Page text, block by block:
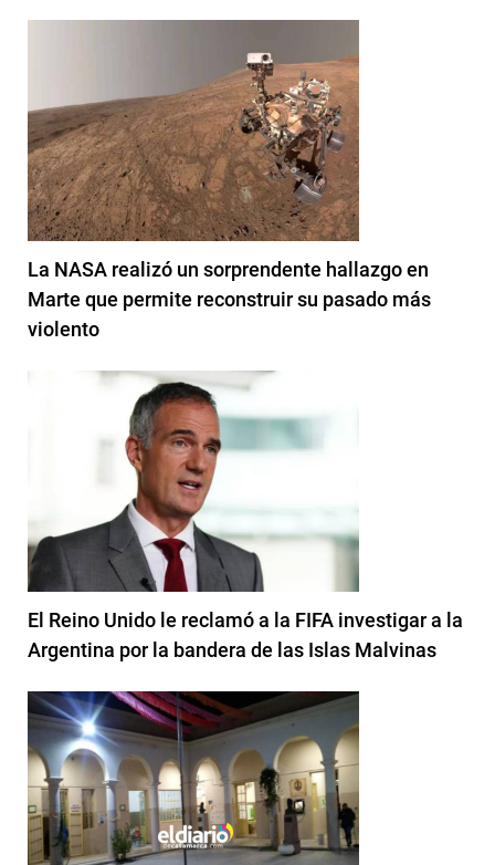
La NASA realizó un sorprendente hallazgo en
Marte que permite reconstruir su pasado más
violento
El Reino Unido le reclamó a la FIFA investigar a la
Argentina por la bandera de las Islas Malvinas